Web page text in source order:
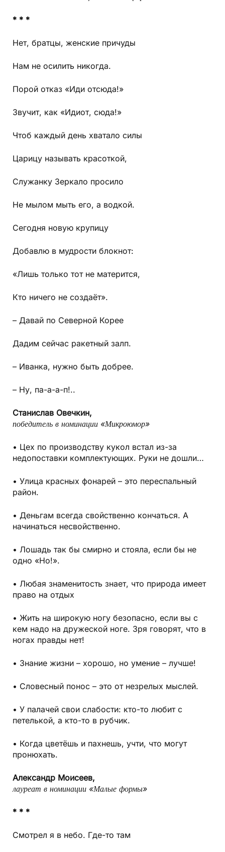
* * *
Нет, братцы, женские причуды
Нам не осилить никогда.
Порой отказ «Иди отсюда!»
Звучит, как «Идиот, сюда!»
Чтоб каждый день хватало силы
Царицу называть красоткой,
Служанку Зеркало просило
Не мылом мыть его, а водкой.
Сегодня новую крупицу
Добавлю в мудрости блокнот:
«Лишь только тот не матерится,
Кто ничего не создаёт».
– Давай по Северной Корее
Дадим сейчас ракетный залп.
– Иванка, нужно быть добрее.
– Ну, па-а-а-п!..
Станислав Овечкин,
победитель в номинации «Микроюмор»
• Цех по производству кукол встал из-за
недопоставки комплектующих. Руки не дошли…
• Улица красных фонарей – это переспальный
район.
• Деньгам всегда свойственно кончаться. А
начинаться несвойственно.
• Лошадь так бы смирно и стояла, если бы не
одно «Но!».
• Любая знаменитость знает, что природа имеет
право на отдых
• Жить на широкую ногу безопасно, если вы с
кем надо на дружеской ноге. Зря говорят, что в
ногах правды нет!
• Знание жизни – хорошо, но умение – лучше!
• Словесный понос – это от незрелых мыслей.
• У палачей свои слабости: кто-то любит с
петелькой, а кто-то в рубчик.
• Когда цветёшь и пахнешь, учти, что могут
пронюхать.
Александр Моисеев,
лауреат в номинации «Малые формы»
* * *
Смотрел я в небо. Где-то там